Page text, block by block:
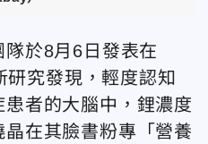
於8月6日發表在
研究發現，輕度認知
者的大腦中，鋰濃度
在其臉書粉專「營養